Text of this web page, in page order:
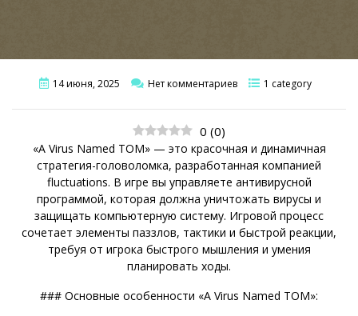
14 июня, 2025 Нет комментариев 1 category
0 (0)
«A Virus Named TOM» — это красочная и динамичная
стратегия-головоломка, разработанная компанией
fluctuations. В игре вы управляете антивирусной
программой, которая должна уничтожать вирусы и
защищать компьютерную систему. Игровой процесс
сочетает элементы паззлов, тактики и быстрой реакции,
требуя от игрока быстрого мышления и умения
планировать ходы.
### Основные особенности «A Virus Named TOM»: